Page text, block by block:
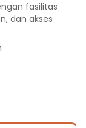
fasilitas
dan akses